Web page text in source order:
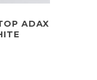
ADAX